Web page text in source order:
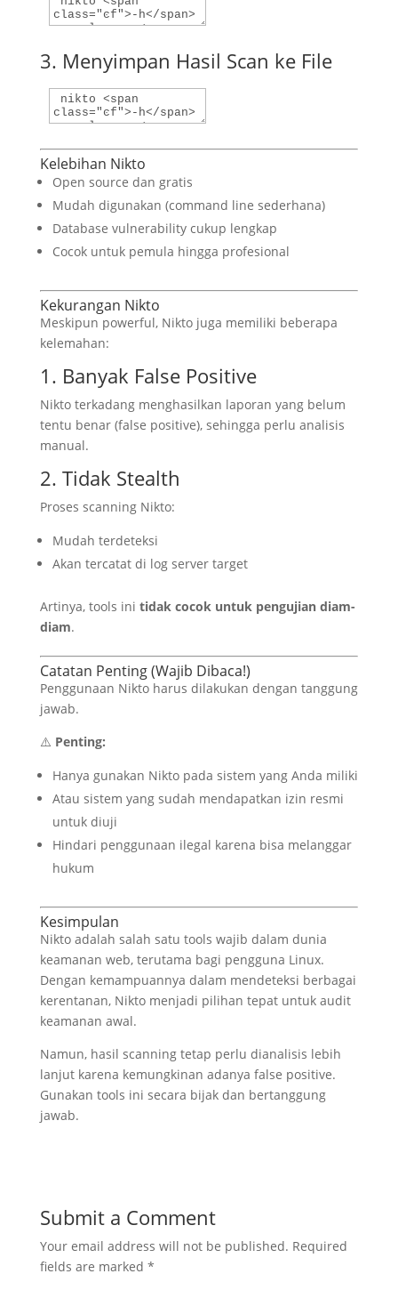
3. Menyimpan Hasil Scan ke File
Kelebihan Nikto
Open source dan gratis
Mudah digunakan (command line sederhana)
Database vulnerability cukup lengkap
Cocok untuk pemula hingga profesional
Kekurangan Nikto
Meskipun powerful, Nikto juga memiliki beberapa
kelemahan:
1. Banyak False Positive
Nikto terkadang menghasilkan laporan yang belum
tentu benar (false positive), sehingga perlu analisis
manual.
2. Tidak Stealth
Proses scanning Nikto:
Mudah terdeteksi
Akan tercatat di log server target
Artinya, tools ini tidak cocok untuk pengujian diam-
diam.
Catatan Penting (Wajib Dibaca!)
Penggunaan Nikto harus dilakukan dengan tanggung
jawab.
⚠️ Penting:
Hanya gunakan Nikto pada sistem yang Anda miliki
Atau sistem yang sudah mendapatkan izin resmi
untuk diuji
Hindari penggunaan ilegal karena bisa melanggar
hukum
Kesimpulan
Nikto adalah salah satu tools wajib dalam dunia
keamanan web, terutama bagi pengguna Linux.
Dengan kemampuannya dalam mendeteksi berbagai
kerentanan, Nikto menjadi pilihan tepat untuk audit
keamanan awal.
Namun, hasil scanning tetap perlu dianalisis lebih
lanjut karena kemungkinan adanya false positive.
Gunakan tools ini secara bijak dan bertanggung
jawab.
Submit a Comment
Your email address will not be published. Required
fields are marked *